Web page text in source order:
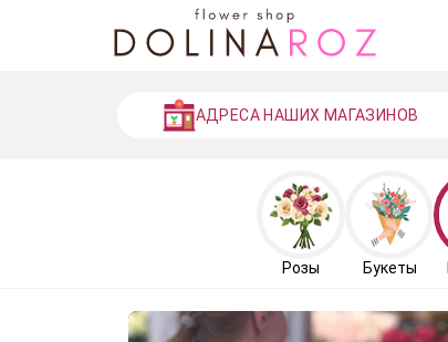
АДРЕСА НАШИХ МАГАЗИНОВ
Розы Букеты